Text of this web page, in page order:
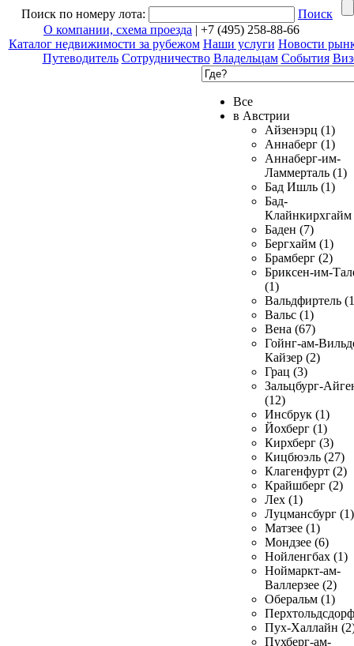
Поиск по номеру лота:
Поиск
О компании, схема проезда | +7 (495) 258-88-66
Каталог недвижимости за рубежом Наши услуги Новости
Путеводитель Сотрудничество Владельцам События
Все
в Австрии
Айзенэрц (1)
Аннаберг (1)
Аннаберг-им-
Ламмерталь (1)
Бад Ишль (1)
Бад-
Клайнкирхгайм
Баден (7)
Бергхайм (1)
Брамберг (2)
Бриксен-им-
(1)
Вальдфиртель
Вальс (1)
Вена (67)
Гойнг-ам-
Кайзер (2)
Грац (3)
Зальцбург-
(12)
Инсбрук (1)
Йохберг (1)
Кирхберг (3)
Кицбюэль (27)
Клагенфурт (2)
Крайшберг (2)
Лех (1)
Луцмансбург (1)
Матзее (1)
Мондзее (6)
Нойленгбах (1)
Ноймаркт-ам-
Валлерзее (2)
Оберальм (1)
Пух-Халлайн
Пухберг-ам-